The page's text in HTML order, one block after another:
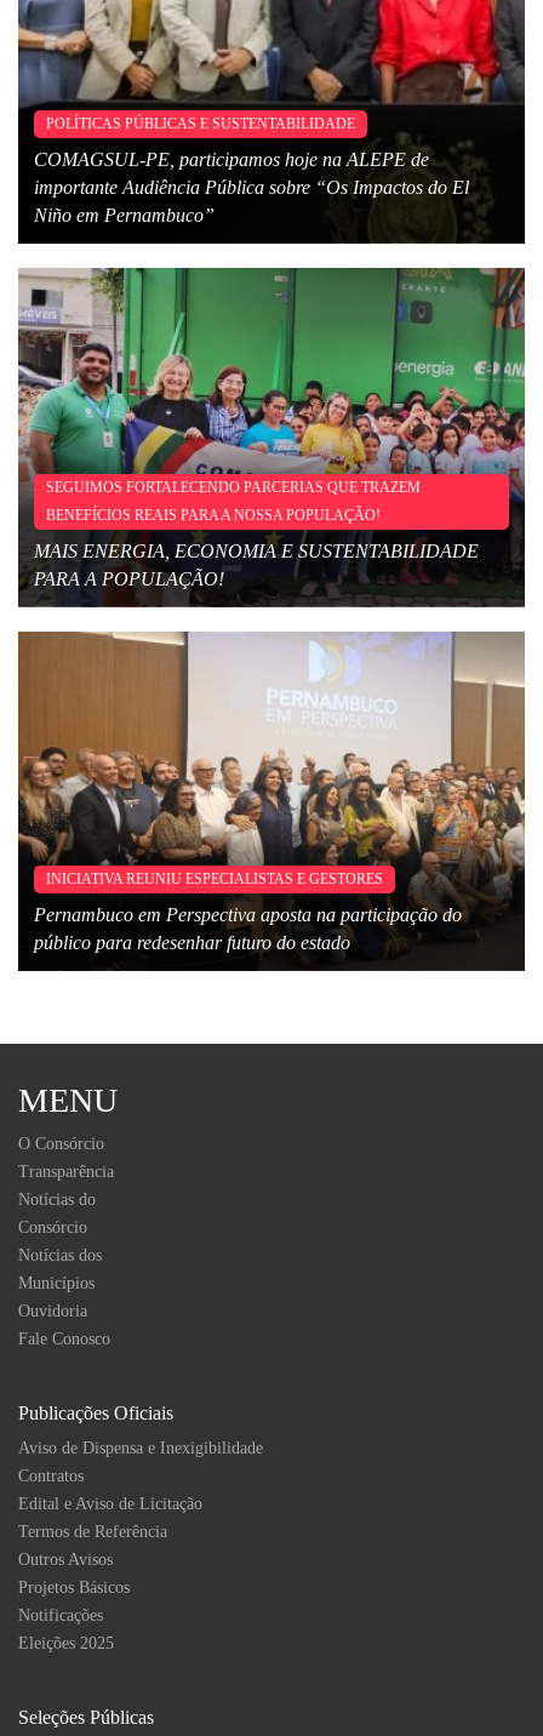
POLÍTICAS PÚBLICAS E SUSTENTABILIDADE
COMAGSUL-PE, participamos hoje na ALEPE de
importante Audiência Pública sobre “Os Impactos do El
Niño em Pernambuco”
SEGUIMOS FORTALECENDO PARCERIAS QUE TRAZEM
BENEFÍCIOS REAIS PARA A NOSSA POPULAÇÃO!
MAIS ENERGIA, ECONOMIA E SUSTENTABILIDADE
PARA A POPULAÇÃO!
INICIATIVA REUNIU ESPECIALISTAS E GESTORES
Pernambuco em Perspectiva aposta na participação do
público para redesenhar futuro do estado
MENU
O Consórcio
Transparência
Notícias do
Consórcio
Notícias dos
Municípios
Ouvidoria
Fale Conosco
Publicações Oficiais
Aviso de Dispensa e Inexigibilidade
Contratos
Edital e Aviso de Licitação
Termos de Referência
Outros Avisos
Projetos Básicos
Notificações
Eleições 2025
Seleções Públicas